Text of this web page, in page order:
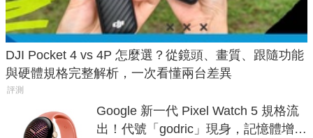
DJI Pocket 4 vs 4P 怎麼選？從鏡頭、畫質、跟隨功能
與硬體規格完整解析，一次看懂兩台差異
評測
Google 新一代 Pixel Watch 5 規格流
出！代號「godric」現身，記憶體增強